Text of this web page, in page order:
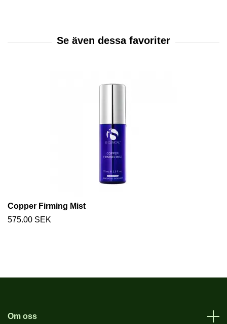
Copper Firming Mist
575.00 SEK
Om oss